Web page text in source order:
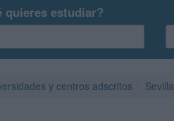
quieres estudiar?
y centros adscritos Sevilla